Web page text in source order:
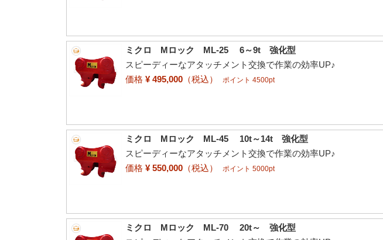
ミクロ Mロック ML-25 6～9t 強化型
スピーディーなアタッチメント交換で作業の効率UP♪
価格 ¥ 495,000 （税込） ポイント 4500pt
ミクロ Mロック ML-45 10t～14t 強化型
スピーディーなアタッチメント交換で作業の効率UP♪
価格 ¥ 550,000 （税込） ポイント 5000pt
ミクロ Mロック ML-70 20t～ 強化型